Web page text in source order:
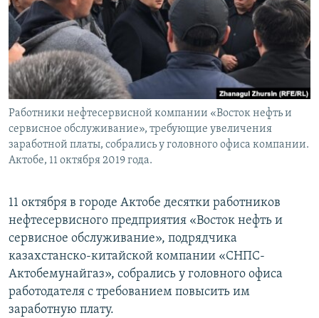
Работники нефтесервисной компании «Восток нефть и
сервисное обслуживание», требующие увеличения
заработной платы, собрались у головного офиса компании.
Актобе, 11 октября 2019 года.
11 октября в городе Актобе десятки работников
нефтесервисного предприятия «Восток нефть и
сервисное обслуживание», подрядчика
казахстанско-китайской компании «СНПС-
Актобемунайгаз», собрались у головного офиса
работодателя с требованием повысить им
заработную плату.